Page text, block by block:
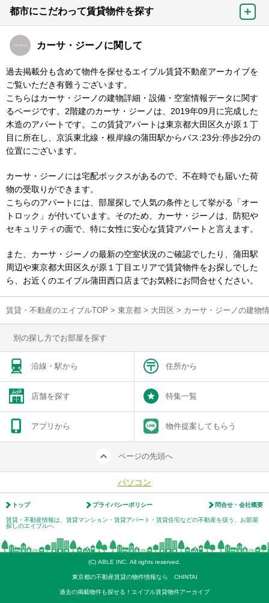
都市にこだわって賃貸物件を探す
カーサ・ジーノに関して
過去掲載分も含めて物件を探せるエイブル賃貸不動産アーカイブを
ご覧いただき有難うございます。
こちらはカーサ・ジーノの建物詳細・設備・空室情報データに関す
るページです。2階建のカーサ・ジーノは、2019年09月に完成した
木造のアパートです。この賃貸アパートは東京都大田区久が原１丁
目に所在し、京浜東北線・根岸線の蒲田駅からバス:23分:停歩2分の
位置にございます。
カーサ・ジーノには宅配ボックスがあるので、不在時でも届いた荷
物の受取りができます。
こちらのアパートには、部屋探しで人気の条件として挙がる「オー
トロック」が付いています。そのため、カーサ・ジーノは、防犯や
セキュリティの面で、特に女性に安心な賃貸アパートと言えます。
また、カーサ・ジーノの最新の空室状況のご確認でしたり、蒲田駅
周辺や東京都大田区久が原１丁目エリアで賃貸物件をお探しでした
ら、お近くのエイブル蒲田西口店までお気軽にお問合せください。
賃貸・不動産のエイブルTOP > 東京都 > 大田区 > カーサ・ジーノの建物
別の探し方でお部屋を探す
沿線・駅から 住所から
店舗を探す 特集一覧
アプリから 物件提案してもらう
ページの先頭へ
パソコン
トップ プライバシーポリシー 問合せ・会社概要
賃貸・不動産情報は、賃貸マンション・賃貸アパート・賃貸住宅などの不動産を扱う、お部屋
探しのエイブルへ
(C) ABLE INC. All rights reserved.
東京都の不動産賃貸の物件情報なら CHINTAI
過去の掲載物件も探せる！エイブル賃貸物件アーカイブ